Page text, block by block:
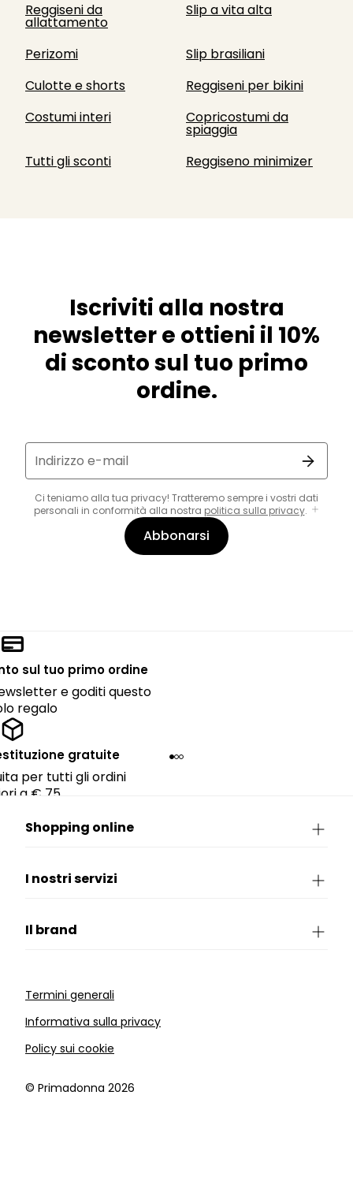
Reggiseni da
allattamento
Slip a vita alta
Perizomi
Slip brasiliani
Culotte e shorts
Reggiseni per bikini
Costumi interi
Copricostumi da
spiaggia
Tutti gli sconti
Reggiseno minimizer
Iscriviti alla nostra
newsletter e ottieni il 10%
di sconto sul tuo primo
ordine.
Indirizzo e-mail
Ci teniamo alla tua privacy! Tratteremo sempre i vostri dati
personali in conformità alla nostra politica sulla privacy.
Abbonarsi
sul tuo primo ordine
e goditi questo
regalo
gratuite
per tutti gli ordini
a € 75.
Shopping online
I nostri servizi
Il brand
Termini generali
Informativa sulla privacy
Policy sui cookie
©️ Primadonna 2026